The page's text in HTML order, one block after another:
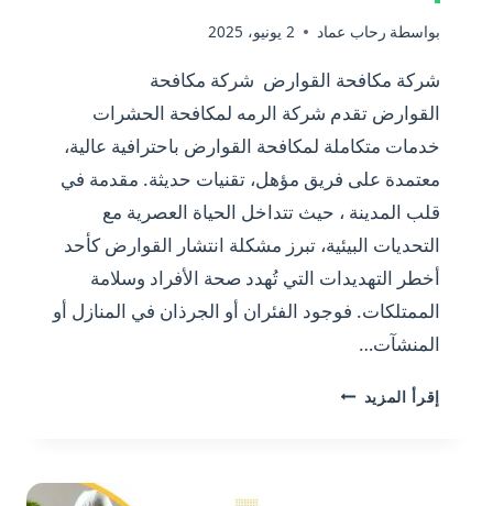
بواسطة رحاب عماد 2 يونيو، 2025
شركة مكافحة القوارض شركة مكافحة
القوارض تقدم شركة الرمه لمكافحة الحشرات
خدمات متكاملة لمكافحة القوارض باحترافية عالية،
معتمدة على فريق مؤهل، تقنيات حديثة. مقدمة في
قلب المدينة ، حيث تتداخل الحياة العصرية مع
التحديات البيئية، تبرز مشكلة انتشار القوارض كأحد
أخطر التهديدات التي تُهدد صحة الأفراد وسلامة
الممتلكات. فوجود الفئران أو الجرذان في المنازل أو
المنشآت…
إقرأ المزيد شركة